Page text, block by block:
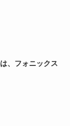
、フォニックス